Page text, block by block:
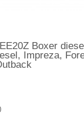
Boxer diesel
Impreza,